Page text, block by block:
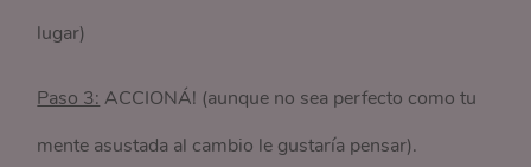
lugar)
Paso 3: ACCIONÁ! (aunque no sea perfecto como tu
mente asustada al cambio le gustaría pensar).